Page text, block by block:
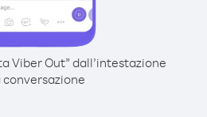
Viber Out” dall’intestazione